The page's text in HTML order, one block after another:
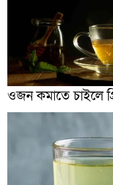
ওজন কমাতে চাইলে